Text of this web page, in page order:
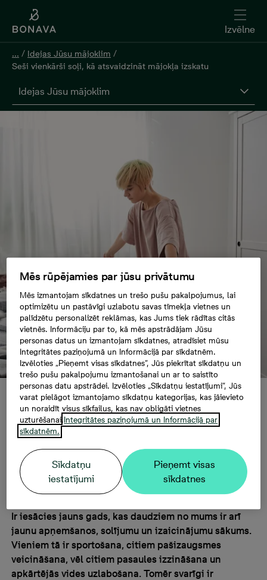
Izvēlne
... / Idejas Jūsu mājoklim /
Seši vienkārši soļi, kā atsvaidzināt mājokļa izskatu
Idejas Jūsu mājoklim
Seši vienkārši soļi, kā
atsvaidzināt mājokļa
izskatu
Ir iesācies jauns gads, kas daudziem no mums ir arī
jaunu apņemšanos, solījumu un izaicinājumu sākums.
Vieniem tā ir sportošana, citiem pašizaugsmes
veicināšana, vēl citiem pasaules izzināšana un
apkārtējās vides uzlabošana. Tomēr svarīgi ir
Mēs rūpējamies par jūsu privātumu
Mēs izmantojam sīkdatnes un trešo pušu pakalpojumus, lai
optimizētu un pastāvīgi uzlabotu savas tīmekļa vietnes un
palīdzētu personalizēt reklāmas, kas Jums tiek rādītas citās
vietnēs. Informāciju par to, kā mēs apstrādājam Jūsu
personas datus un izmantojam sīkdatnes, atradīsiet mūsu
Integritātes paziņojumā un Informācijā par sīkdatnēm.
Izvēloties „Pieņemt visas sīkdatnes”, Jūs piekrītat sīkdatņu un
trešo pušu pakalpojumu izmantošanai un ar to saistīto
personas datu apstrādei. Izvēloties „Sīkdatņu iestatījumi”, Jūs
varat pielāgot izmantojamo sīkdatņu kategorijas, kas jāievieto
un noraidīt visus sīkfailus, kas nav obligāti vietnes
uzturēšanai.Integritātes paziņojumā un Informācijā par
sīkdatnēm.
Sīkdatņu
iestatījumi
Pieņemt visas
sīkdatnes